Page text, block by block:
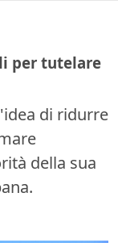
per tutelare
di ridurre
della sua